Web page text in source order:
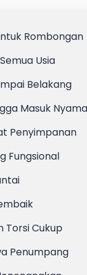
Rombongan
Usia
Belakang
Masuk
Penyimpanan
Fungsional
Torsi Cukup
Penumpang